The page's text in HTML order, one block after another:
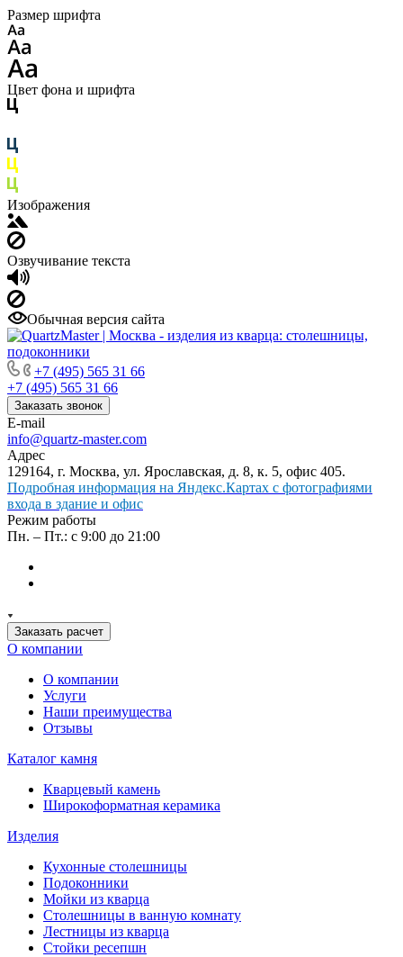
Размер шрифта
Цвет фона и шрифта
Изображения
Озвучивание текста
Обычная версия сайта
+7 (495) 565 31 66
+7 (495) 565 31 66
Заказать звонок
E-mail
info@quartz-master.com
Адрес
129164, г. Москва, ул. Ярославская, д. 8, к. 5, офис 405.
Подробная информация на Яндекс.Картах с фотографиями
входа в здание и офис
Режим работы
Пн. – Пт.: с 9:00 до 21:00
Заказать расчет
О компании
О компании
Услуги
Наши преимущества
Отзывы
Каталог камня
Кварцевый камень
Широкоформатная керамика
Изделия
Кухонные столешницы
Подоконники
Мойки из кварца
Столешницы в ванную комнату
Лестницы из кварца
Стойки ресепшн